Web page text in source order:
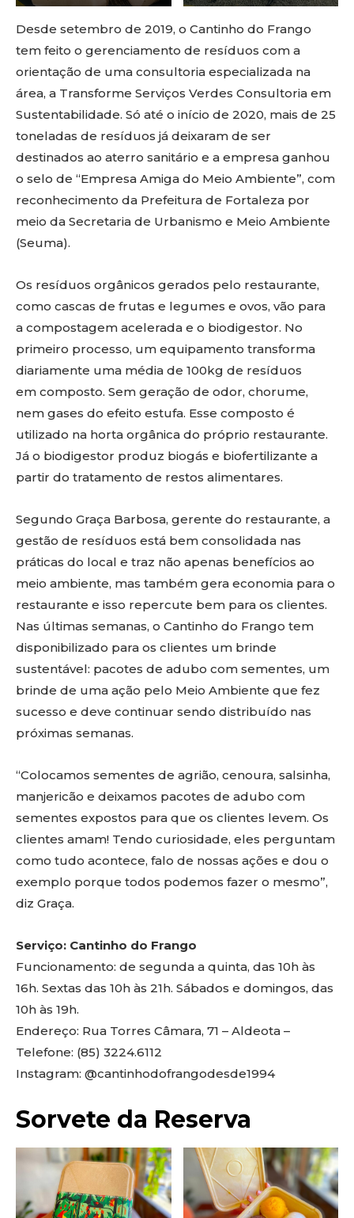
Desde setembro de 2019, o Cantinho do Frango
tem feito o gerenciamento de resíduos com a
orientação de uma consultoria especializada na
área, a Transforme Serviços Verdes Consultoria em
Sustentabilidade. Só até o início de 2020, mais de 25
toneladas de resíduos já deixaram de ser
destinados ao aterro sanitário e a empresa ganhou
o selo de “Empresa Amiga do Meio Ambiente”, com
reconhecimento da Prefeitura de Fortaleza por
meio da Secretaria de Urbanismo e Meio Ambiente
(Seuma).
Os resíduos orgânicos gerados pelo restaurante,
como cascas de frutas e legumes e ovos, vão para
a compostagem acelerada e o biodigestor. No
primeiro processo, um equipamento transforma
diariamente uma média de 100kg de resíduos
em composto. Sem geração de odor, chorume,
nem gases do efeito estufa. Esse composto é
utilizado na horta orgânica do próprio restaurante.
Já o biodigestor produz biogás e biofertilizante a
partir do tratamento de restos alimentares.
Segundo Graça Barbosa, gerente do restaurante, a
gestão de resíduos está bem consolidada nas
práticas do local e traz não apenas benefícios ao
meio ambiente, mas também gera economia para o
restaurante e isso repercute bem para os clientes.
Nas últimas semanas, o Cantinho do Frango tem
disponibilizado para os clientes um brinde
sustentável: pacotes de adubo com sementes, um
brinde de uma ação pelo Meio Ambiente que fez
sucesso e deve continuar sendo distribuído nas
próximas semanas.
“Colocamos sementes de agrião, cenoura, salsinha,
manjericão e deixamos pacotes de adubo com
sementes expostos para que os clientes levem. Os
clientes amam! Tendo curiosidade, eles perguntam
como tudo acontece, falo de nossas ações e dou o
exemplo porque todos podemos fazer o mesmo”,
diz Graça.
Serviço: Cantinho do Frango
Funcionamento: de segunda a quinta, das 10h às
16h. Sextas das 10h às 21h. Sábados e domingos, das
10h às 19h.
Endereço: Rua Torres Câmara, 71 – Aldeota –
Telefone: (85) 3224.6112
Instagram: @cantinhodofrangodesde1994
Sorvete da Reserva